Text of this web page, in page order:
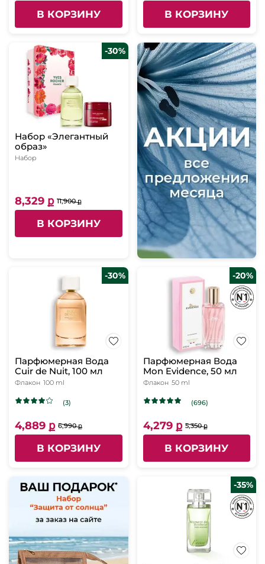
В КОРЗИНУ В КОРЗИНУ
-30%
Набор «Элегантный
образ»
Набор
8,329 ք 11,900 ք
В КОРЗИНУ
-30%
Парфюмерная Вода
Cuir de Nuit, 100 мл
Флакон 100 ml
(3)
4,889 ք 6,990 ք
В КОРЗИНУ
-20%
Парфюмерная Вода
Mon Evidence, 50 мл
Флакон 50 ml
(696)
4,279 ք 5,350 ք
В КОРЗИНУ
-35%